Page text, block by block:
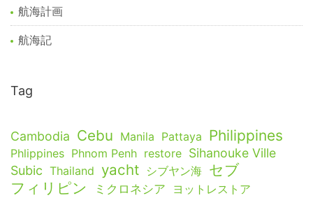
航海計画
航海記
Tag
Cambodia Cebu Manila Pattaya Philippines
Phlippines Phnom Penh restore Sihanouke Ville
Subic Thailand yacht シブヤン海 セブ
フィリピン ミクロネシア
ヨットレストア